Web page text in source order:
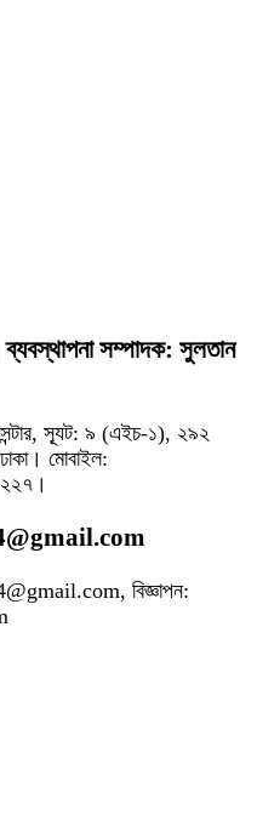
সম্পাদক: সুলতান
সেন্টার, স্যূট: ৯ (এইচ-১), ২৯২
মোবাইল:
বিজ্ঞাপন: